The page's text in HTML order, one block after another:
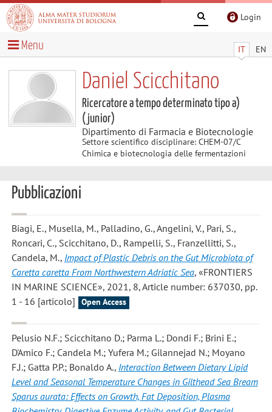
Login
IT EN
Menu
Daniel Scicchitano
Ricercatore a tempo determinato tipo a)
(junior)
Dipartimento di Farmacia e Biotecnologie
Settore scientifico disciplinare: CHEM-07/C
Chimica e biotecnologia delle fermentazioni
Pubblicazioni
Biagi, E., Musella, M., Palladino, G., Angelini, V., Pari, S.,
Roncari, C., Scicchitano, D., Rampelli, S., Franzellitti, S.,
Candela, M., Impact of Plastic Debris on the Gut Microbiota of
Caretta caretta From Northwestern Adriatic Sea, «FRONTIERS
IN MARINE SCIENCE», 2021, 8, Article number: 637030, pp.
1 - 16 [articolo]
Open Access
Pelusio N.F.; Scicchitano D.; Parma L.; Dondi F.; Brini E.;
D'Amico F.; Candela M.; Yufera M.; Gilannejad N.; Moyano
F.J.; Gatta P.P.; Bonaldo A., Interaction Between Dietary Lipid
Level and Seasonal Temperature Changes in Gilthead Sea Bream
Sparus aurata: Effects on Growth, Fat Deposition, Plasma